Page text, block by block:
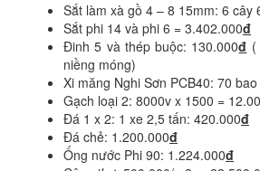
Sắt làm xà gồ 4 – 8 15mm: 6 cây
Sắt phi 14 và phi 6 = 3.402.000đ
Đinh 5 và thép buộc: 130.000đ
niềng móng)
Xi măng Nghi Sơn PCB40: 70
Gạch loại 2: 8000v x 1500 =
Đá 1 x 2: 1 xe 2,5 tấn: 420.000đ
Đá chẻ: 1.200.000đ
Ống nước Phi 90: 1.224.000đ